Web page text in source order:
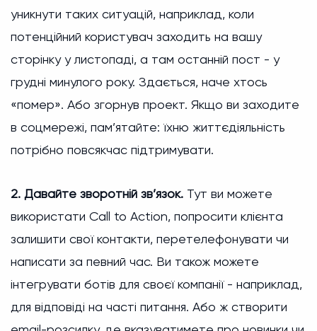
уникнути таких ситуацій, наприклад, коли
потенційний користувач заходить на вашу
сторінку у листопаді, а там останній пост - у
грудні минулого року. Здається, наче хтось
«помер». Або згорнув проект. Якщо ви заходите
в соцмережі, пам’ятайте: їхню життєдіяльність
потрібно повсякчас підтримувати.
2. Давайте зворотній зв’язок. Тут ви можете
використати Call to Action, попросити клієнта
залишити свої контакти, перетелефонувати чи
написати за певний час. Ви також можете
інтегрувати ботів для своєї компанії - наприклад,
для відповіді на часті питання. Або ж створити